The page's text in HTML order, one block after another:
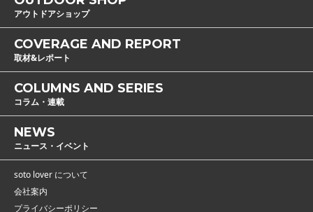
アウトドアショップ
COVERAGE AND REPORT
取材&レポート
COLUMNS AND SERIES
コラム・連載
NEWS
ニュース・イベント
soto lover について
会社案内
プライバシーポリシー